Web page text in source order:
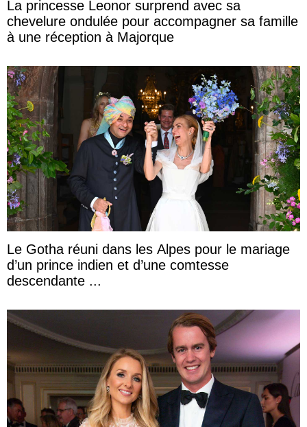
La princesse Leonor surprend avec sa
chevelure ondulée pour accompagner sa famille
à une réception à Majorque
Le Gotha réuni dans les Alpes pour le mariage
d’un prince indien et d’une comtesse
descendante ...